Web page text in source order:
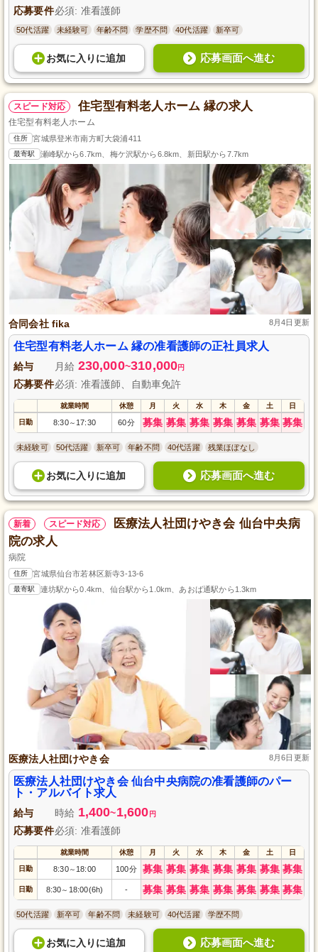
応募要件必須: 准看護師
50代活躍 未経験可 年齢不問 学歴不問 40代活躍 新卒可
お気に入り に追加 応募画面へ進む
スピード対応 住宅型有料老人ホーム 縁の求人
住宅型有料老人ホーム
住所 宮城県登米市南方町大袋浦411
最寄駅 瀬峰駅から6.7km、梅ケ沢駅から6.8km、新田駅から7.7km
合同会社 fika 8月4日更新
住宅型有料老人ホーム 縁の准看護師の正社員求人
給与 月給 230,000~310,000円
応募要件必須: 准看護師、自動車免許
就業時間 休憩 月 火 水 木 金 土 日
日勤 8:30～ 17:30 60分 募集 募集 募集 募集 募集 募集 募集
未経験可 50代活躍 新卒可 年齢不問 40代活躍 残業ほぼなし
お気に入り に追加 応募画面へ進む
新着 スピード対応
医療法人社団けやき会 仙台中央病
院の求人
病院
住所 宮城県仙台市若林区新寺3-13-6
最寄駅 連坊駅から0.4km、仙台駅から1.0km、あおば通駅から1.3km
医療法人社団けやき会 8月6日更新
医療法人社団けやき会 仙台中央病院の准看護師のパー
ト・アルバイト求人
給与 時給 1,400~1,600 円
応募要件必須: 准看護師
就業時間 休憩 月 火 水 木 金 土 日
日勤 8:30～ 18:00 100分 募集 募集 募集 募集 募集 募集 募集
日勤 8:30～ 18:00(6h) - 募集 募集 募集 募集 募集 募集 募集
50代活躍 新卒可 年齢不問 未経験可 40代活躍 学歴不問
お気に入り に追加 応募画面へ進む